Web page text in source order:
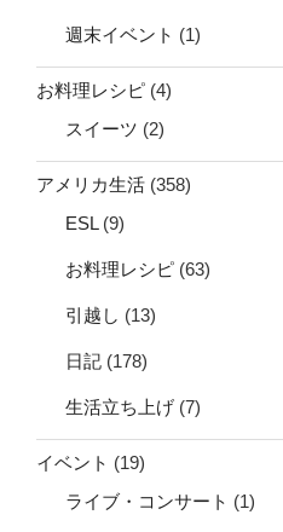
週末イベント (1)
お料理レシピ (4)
スイーツ (2)
アメリカ生活 (358)
ESL(9)
お料理レシピ (63)
引越し (13)
日記 (178)
生活立ち上げ (7)
イベント (19)
ライブ・コンサート (1)